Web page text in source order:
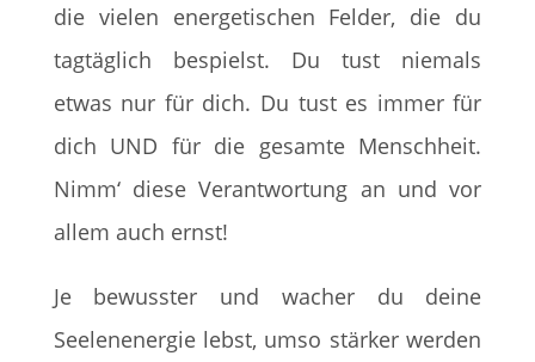
die vielen energetischen Felder, die du
tagtäglich bespielst. Du tust niemals
etwas nur für dich. Du tust es immer für
dich UND für die gesamte Menschheit.
Nimm‘ diese Verantwortung an und vor
allem auch ernst!
Je bewusster und wacher du deine
Seelenenergie lebst, umso stärker werden